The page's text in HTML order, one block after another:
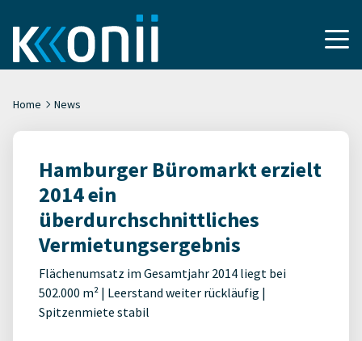
Home News
Hamburger Büromarkt erzielt
2014 ein
überdurchschnittliches
Vermietungsergebnis
Flächenumsatz im Gesamtjahr 2014 liegt bei
502.000 m² | Leerstand weiter rückläufig |
Spitzenmiete stabil